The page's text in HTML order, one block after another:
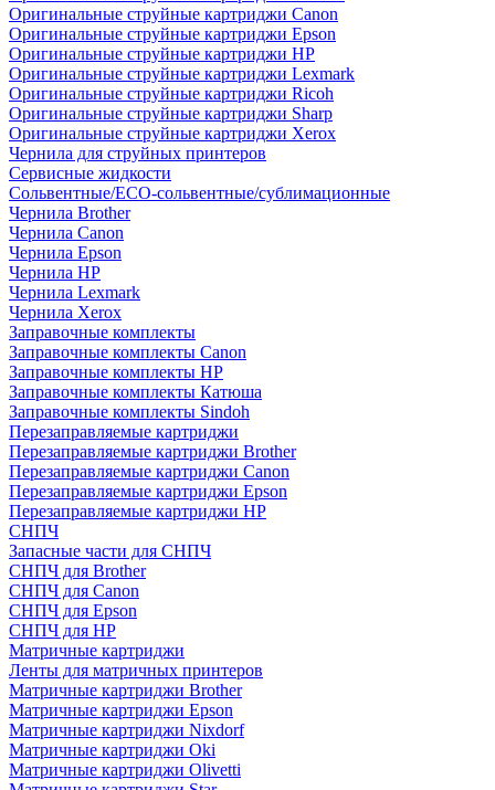
Оригинальные струйные картриджи Canon
Оригинальные струйные картриджи Epson
Оригинальные струйные картриджи HP
Оригинальные струйные картриджи Lexmark
Оригинальные струйные картриджи Ricoh
Оригинальные струйные картриджи Sharp
Оригинальные струйные картриджи Xerox
Чернила для струйных принтеров
Сервисные жидкости
Сольвентные/ECO-сольвентные/сублимационные
Чернила Brother
Чернила Canon
Чернила Epson
Чернила HP
Чернила Lexmark
Чернила Xerox
Заправочные комплекты
Заправочные комплекты Canon
Заправочные комплекты HP
Заправочные комплекты Катюша
Заправочные комплекты Sindoh
Перезаправляемые картриджи
Перезаправляемые картриджи Brother
Перезаправляемые картриджи Canon
Перезаправляемые картриджи Epson
Перезаправляемые картриджи HP
СНПЧ
Запасные части для СНПЧ
СНПЧ для Brother
СНПЧ для Canon
СНПЧ для Epson
СНПЧ для HP
Матричные картриджи
Ленты для матричных принтеров
Матричные картриджи Brother
Матричные картриджи Epson
Матричные картриджи Nixdorf
Матричные картриджи Oki
Матричные картриджи Olivetti